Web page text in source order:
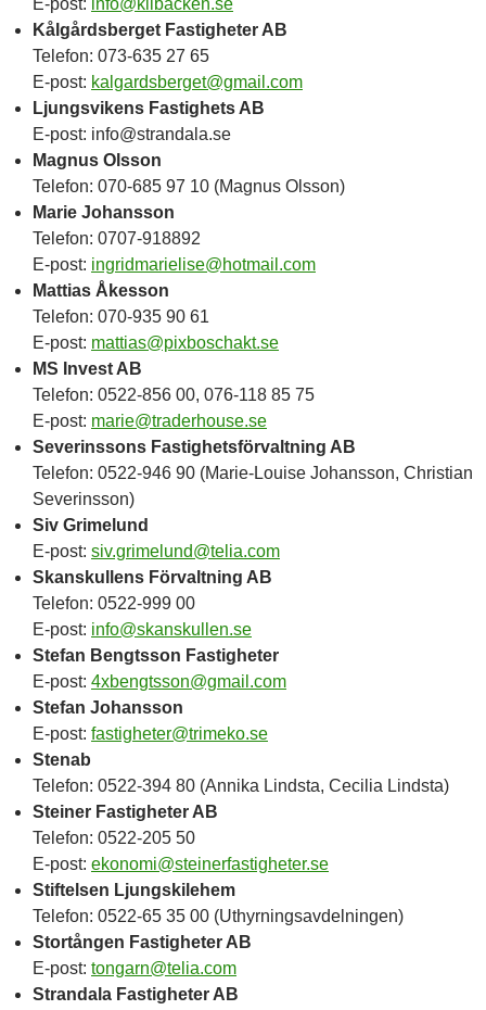
E-post:
info@kilbacken.se
Kålgårdsberget Fastigheter AB
Telefon: 073-635 27 65
E-post: kalgardsberget@gmail.com
Ljungsvikens Fastighets AB
E-post: info@strandala.se
Magnus Olsson
Telefon: 070-685 97 10 (Magnus Olsson)
Marie Johansson
Telefon: 0707-918892
E-post: ingridmarielise@hotmail.com
Mattias Åkesson
Telefon: 070-935 90 61
E-post: mattias@pixboschakt.se
MS Invest AB
Telefon: 0522-856 00, 076-118 85 75
E-post: marie@traderhouse.se
Severinssons Fastighetsförvaltning AB
Telefon: 0522-946 90 (Marie-Louise Johansson, Christian
Severinsson)
Siv Grimelund
E-post: siv.grimelund@telia.com
Skanskullens Förvaltning AB
Telefon: 0522-999 00
E-post: info@skanskullen.se
Stefan Bengtsson Fastigheter
E-post: 4xbengtsson@gmail.com
Stefan Johansson
E-post: fastigheter@trimeko.se
Stenab
Telefon: 0522-394 80 (Annika Lindsta, Cecilia Lindsta)
Steiner Fastigheter AB
Telefon: 0522-205 50
E-post: ekonomi@steinerfastigheter.se
Stiftelsen Ljungskilehem
Telefon: 0522-65 35 00 (Uthyrningsavdelningen)
Stortången Fastigheter AB
E-post: tongarn@telia.com
Strandala Fastigheter AB